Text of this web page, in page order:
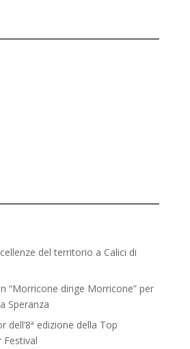
del territorio a Calici di
“Morricone dirige Morricone” per
Speranza
dell’8ª edizione della Top